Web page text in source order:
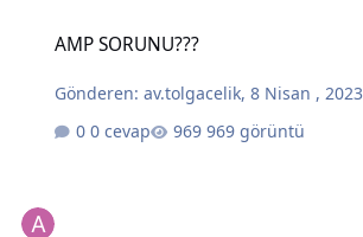
AMP SORUNU???
Gönderen:av.tolgacelik,8 Nisan , 2023
0 cevap
969 görüntü